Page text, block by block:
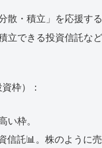
散・積立」を応援する
立できる投資信託な
枠）：
い枠。
信託📊。株のように